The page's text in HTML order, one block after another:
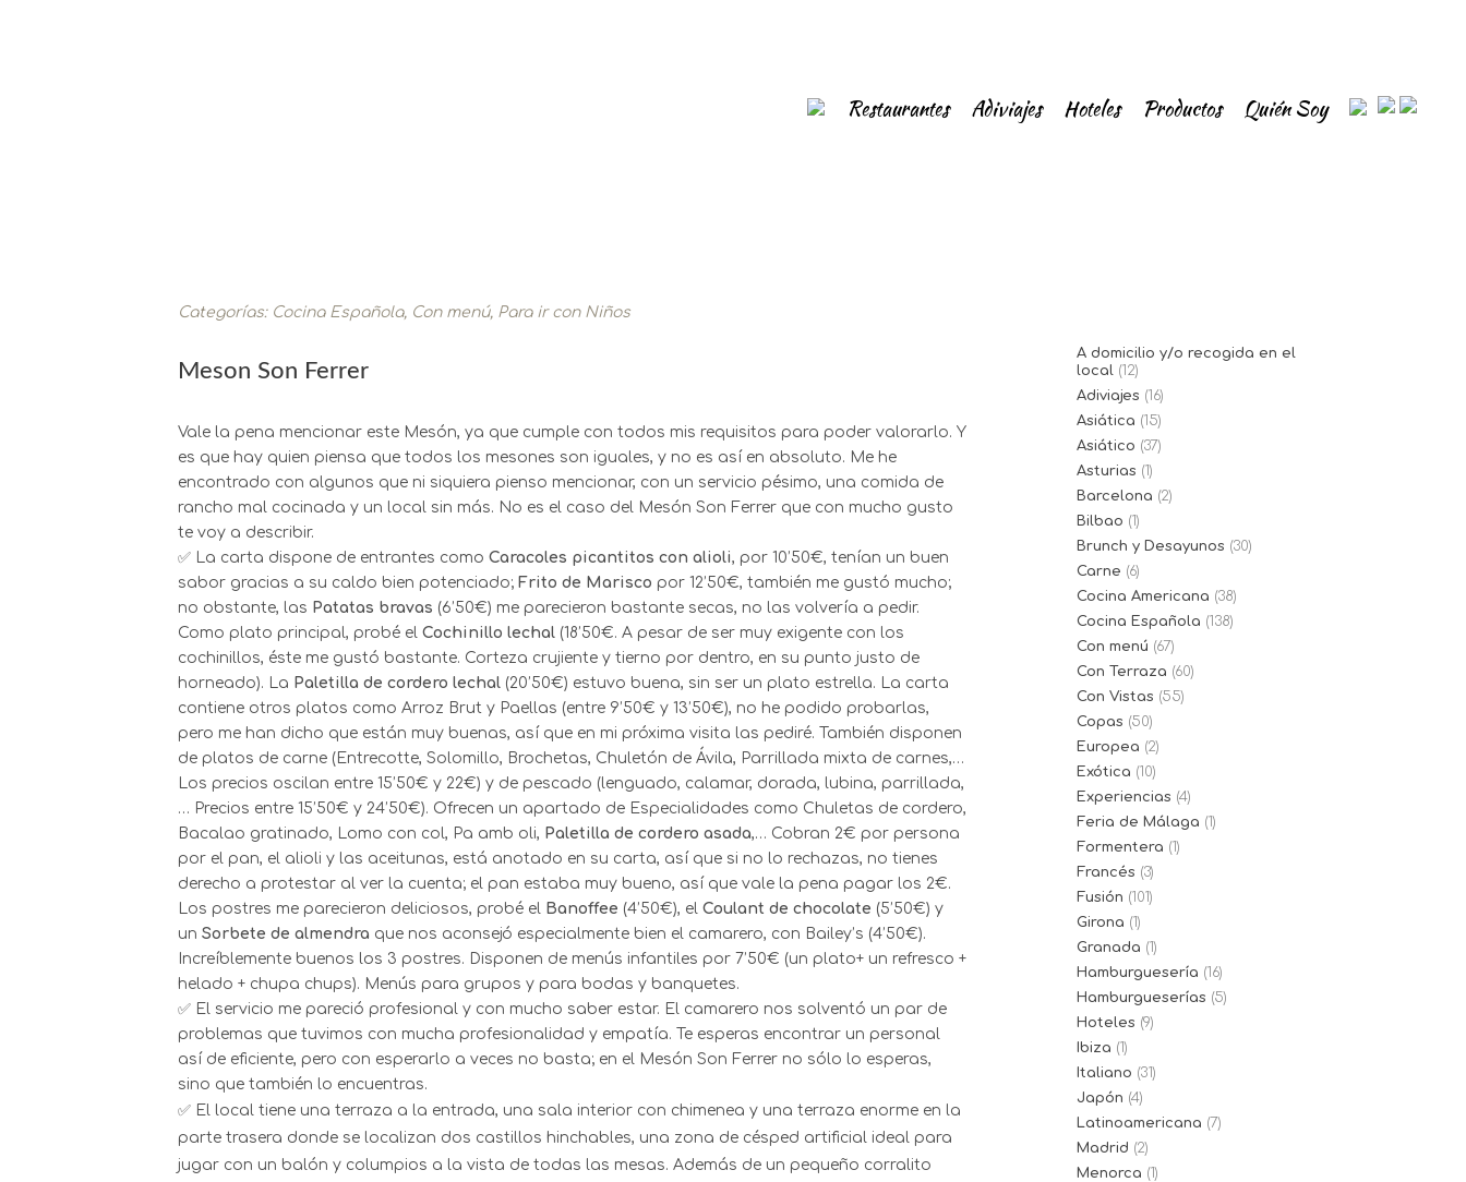
Restaurantes Adiviajes Hoteles Productos Quién Soy
Categorías: Cocina Española, Con menú, Para ir con Niños
Meson Son Ferrer
Vale la pena mencionar este Mesón, ya que cumple con todos mis requisitos para poder valorarlo. Y
es que hay quien piensa que todos los mesones son iguales, y no es así en absoluto. Me he
encontrado con algunos que ni siquiera pienso mencionar, con un servicio pésimo, una comida de
rancho mal cocinada y un local sin más. No es el caso del Mesón Son Ferrer que con mucho gusto
te voy a describir.
✅ La carta dispone de entrantes como Caracoles picantitos con alioli, por 10’50€, tenían un buen
sabor gracias a su caldo bien potenciado; Frito de Marisco por 12’50€, también me gustó mucho;
no obstante, las Patatas bravas (6’50€) me parecieron bastante secas, no las volvería a pedir.
Como plato principal, probé el Cochinillo lechal (18’50€. A pesar de ser muy exigente con los
cochinillos, éste me gustó bastante. Corteza crujiente y tierno por dentro, en su punto justo de
horneado). La Paletilla de cordero lechal (20’50€) estuvo buena, sin ser un plato estrella. La carta
contiene otros platos como Arroz Brut y Paellas (entre 9’50€ y 13’50€), no he podido probarlas,
pero me han dicho que están muy buenas, así que en mi próxima visita las pediré. También disponen
de platos de carne (Entrecotte, Solomillo, Brochetas, Chuletón de Ávila, Parrillada mixta de carnes,…
Los precios oscilan entre 15’50€ y 22€) y de pescado (lenguado, calamar, dorada, lubina, parrillada,
… Precios entre 15’50€ y 24’50€). Ofrecen un apartado de Especialidades como Chuletas de cordero,
Bacalao gratinado, Lomo con col, Pa amb oli, Paletilla de cordero asada,… Cobran 2€ por persona
por el pan, el alioli y las aceitunas, está anotado en su carta, así que si no lo rechazas, no tienes
derecho a protestar al ver la cuenta; el pan estaba muy bueno, así que vale la pena pagar los 2€.
Los postres me parecieron deliciosos, probé el Banoffee (4’50€), el Coulant de chocolate (5’50€) y
un Sorbete de almendra que nos aconsejó especialmente bien el camarero, con Bailey’s (4’50€).
Increíblemente buenos los 3 postres. Disponen de menús infantiles por 7’50€ (un plato+ un refresco +
helado + chupa chups). Menús para grupos y para bodas y banquetes.
✅ El servicio me pareció profesional y con mucho saber estar. El camarero nos solventó un par de
problemas que tuvimos con mucha profesionalidad y empatía. Te esperas encontrar un personal
así de eficiente, pero con esperarlo a veces no basta; en el Mesón Son Ferrer no sólo lo esperas,
sino que también lo encuentras.
✅ El local tiene una terraza a la entrada, una sala interior con chimenea y una terraza enorme en la
parte trasera donde se localizan dos castillos hinchables, una zona de césped artificial ideal para
jugar con un balón y columpios a la vista de todas las mesas. Además de un pequeño corralito
A domicilio y/o recogida en el
local (12)
Adiviajes (16)
Asiática (15)
Asiático (37)
Asturias (1)
Barcelona (2)
Bilbao (1)
Brunch y Desayunos (30)
Carne (6)
Cocina Americana (38)
Cocina Española (138)
Con menú (67)
Con Terraza (60)
Con Vistas (55)
Copas (50)
Europea (2)
Exótica (10)
Experiencias (4)
Feria de Málaga (1)
Formentera (1)
Francés (3)
Fusión (101)
Girona (1)
Granada (1)
Hamburguesería (16)
Hamburgueserías (5)
Hoteles (9)
Ibiza (1)
Italiano (31)
Japón (4)
Latinoamericana (7)
Madrid (2)
Menorca (1)